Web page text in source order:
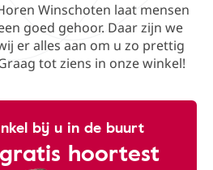
Winschoten laat mensen
goed gehoor. Daar zijn we
er alles aan om u zo prettig
tot ziens in onze winkel!
bij u in de buurt
hoortest